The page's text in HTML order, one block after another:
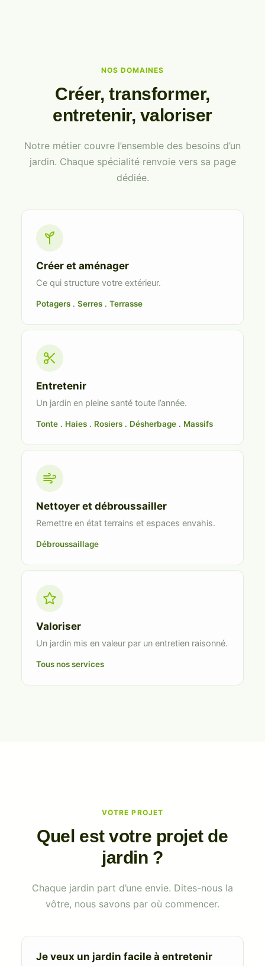
NOS DOMAINES
Créer, transformer,
entretenir, valoriser
Notre métier couvre l’ensemble des besoins d’un
jardin. Chaque spécialité renvoie vers sa page
dédiée.
Créer et aménager
Ce qui structure votre extérieur.
Potagers. Serres. Terrasse
Entretenir
Un jardin en pleine santé toute l’année.
Tonte. Haies. Rosiers. Désherbage. Massifs
Nettoyer et débroussailler
Remettre en état terrains et espaces envahis.
Débroussaillage
Valoriser
Un jardin mis en valeur par un entretien raisonné.
Tous nos services
VOTRE PROJET
Quel est votre projet de
jardin ?
Chaque jardin part d’une envie. Dites-nous la
vôtre, nous savons par où commencer.
Je veux un jardin facile à entretenir